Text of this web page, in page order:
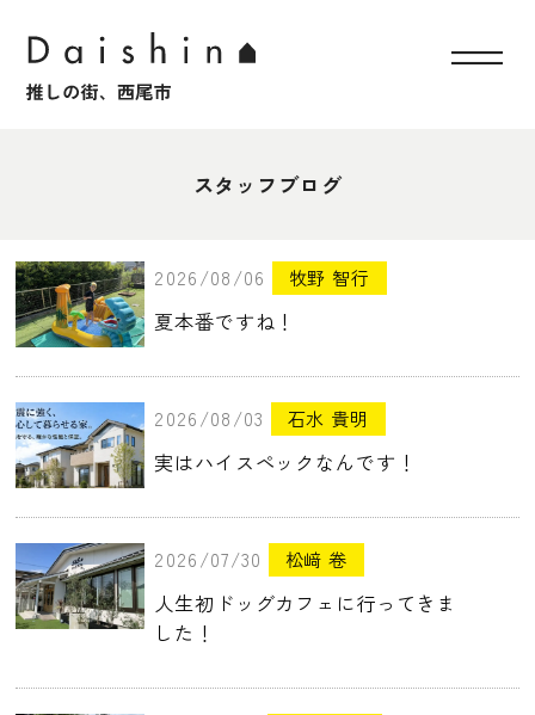
スタッフブログ
2026/08/06 牧野 智行
夏本番ですね！
2026/08/03 石水 貴明
実はハイスペックなんです！
2026/07/30 松﨑 卷
人生初ドッグカフェに行ってきま
した！